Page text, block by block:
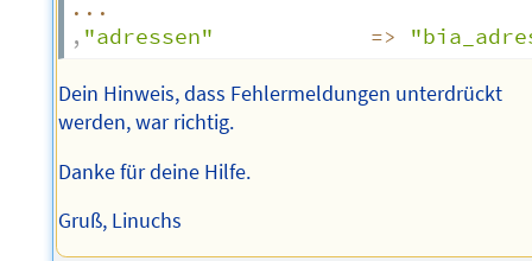
...
, "adressen" =>
Dein Hinweis, dass Fehlermeldungen unterdrückt
werden, war richtig.
Danke für deine Hilfe.
Gruß, Linuchs